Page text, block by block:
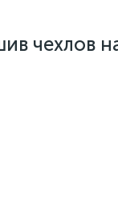
чехлов